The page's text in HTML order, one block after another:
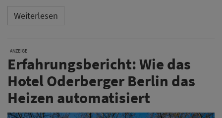
Weiterlesen
ANZEIGE
Erfahrungsbericht: Wie das
Hotel Oderberger Berlin das
Heizen automatisiert